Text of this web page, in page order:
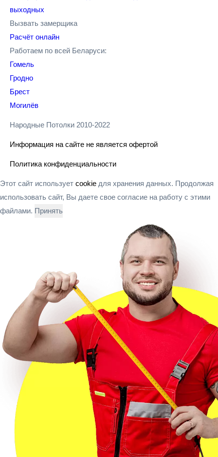
выходных
Вызвать замерщика
Расчёт онлайн
Работаем по всей Беларуси:
Гомель
Гродно
Брест
Могилёв
Народные Потолки 2010-2022
Информация на сайте не является офертой
Политика конфиденциальности
Этот сайт использует cookie для хранения данных. Продолжая
использовать сайт, Вы даете свое согласие на работу с этими
файлами. Принять